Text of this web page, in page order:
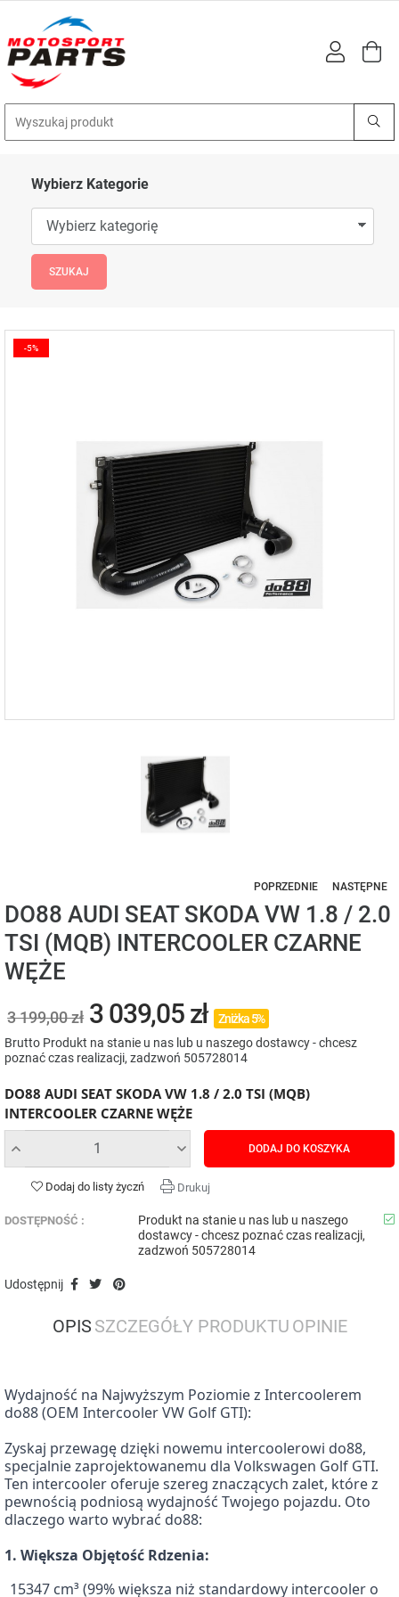
Wybierz Kategorie
-5%
POPRZEDNIE NASTĘPNE
DO88 AUDI SEAT SKODA VW 1.8 / 2.0
TSI (MQB) INTERCOOLER CZARNE
WĘŻE
3 199,00 zł 3 039,05 zł
Zniżka 5%
Brutto Produkt na stanie u nas lub u naszego dostawcy - chcesz
poznać czas realizacji, zadzwoń 505728014
DO88 AUDI SEAT SKODA VW 1.8 / 2.0 TSI (MQB)
INTERCOOLER CZARNE WĘŻE
DODAJ DO KOSZYKA
Dodaj do listy życzń Drukuj
DOSTĘPNOŚĆ :
Produkt na stanie u nas lub u naszego
dostawcy - chcesz poznać czas realizacji,
zadzwoń 505728014
Udostępnij
OPIS SZCZEGÓŁY PRODUKTU OPINIE
Wydajność na Najwyższym Poziomie z Intercoolerem
do88 (OEM Intercooler VW Golf GTI):
Zyskaj przewagę dzięki nowemu intercoolerowi do88,
specjalnie zaprojektowanemu dla Volkswagen Golf GTI.
Ten intercooler oferuje szereg znaczących zalet, które z
pewnością podniosą wydajność Twojego pojazdu. Oto
dlaczego warto wybrać do88:
1. Większa Objętość Rdzenia:
15347 cm³ (99% większa niż standardowy intercooler o